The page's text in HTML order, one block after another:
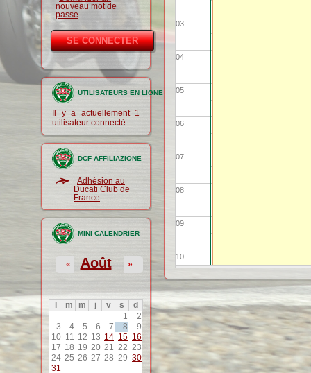
nouveau mot de
passe
UTILISATEURS EN LIGNE
Il y a actuellement 1
utilisateur connecté.
DCF AFFILIAZIONE
Adhésion au
Ducati Club de
France
MINI CALENDRIER
Août
« »
m m j v s
d
1
2
3
4 5 6 7 8
9
10 11 12 13 14 15 16
17 18 19 20 21 22 23
24 25 26 27 28 29 30
31
03
04
05
06
07
08
09
10
11
12
13